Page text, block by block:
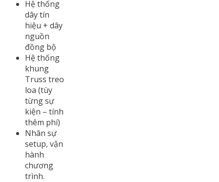
Hệ thống
dây tín
hiệu + dây
nguồn
đồng bộ
Hệ thống
khung
Truss treo
loa (tùy
từng sự
kiện – tính
thêm phí)
Nhân sự
setup, vận
hành
chương
trình.